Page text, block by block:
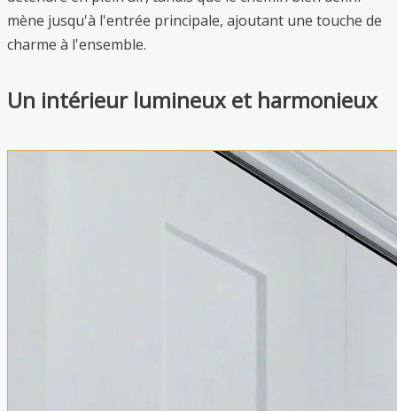
mène jusqu'à l'entrée principale, ajoutant une touche de
charme à l'ensemble.
Un intérieur lumineux et harmonieux